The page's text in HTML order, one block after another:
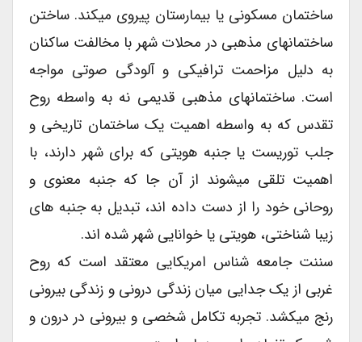
ساختمان مسکونی یا بیمارستان پیروی میکند. ساختن
ساختمانهای مذهبی در محلات شهر با مخالفت ساکنان
به دلیل مزاحمت ترافیکی و آلودگی صوتی مواجه
است. ساختمانهای مذهبی قدیمی نه به واسطه روح
تقدس که به واسطه اهمیت یک ساختمان تاریخی و
جلب توریست یا جنبه هویتی که برای شهر دارند، با
اهمیت تلقی میشوند از آن جا که جنبه معنوی و
روحانی خود را از دست داده اند، تبدیل به جنبه های
زیبا شناختی، هویتی یا خوانایی شهر شده اند.
سننت جامعه شناس امریکایی معتقد است که روح
غربی از یک جدایی میان زندگی درونی و زندگی بیرونی
رنج میکشد. تجربه تکامل شخصی و بیرونی در درون و